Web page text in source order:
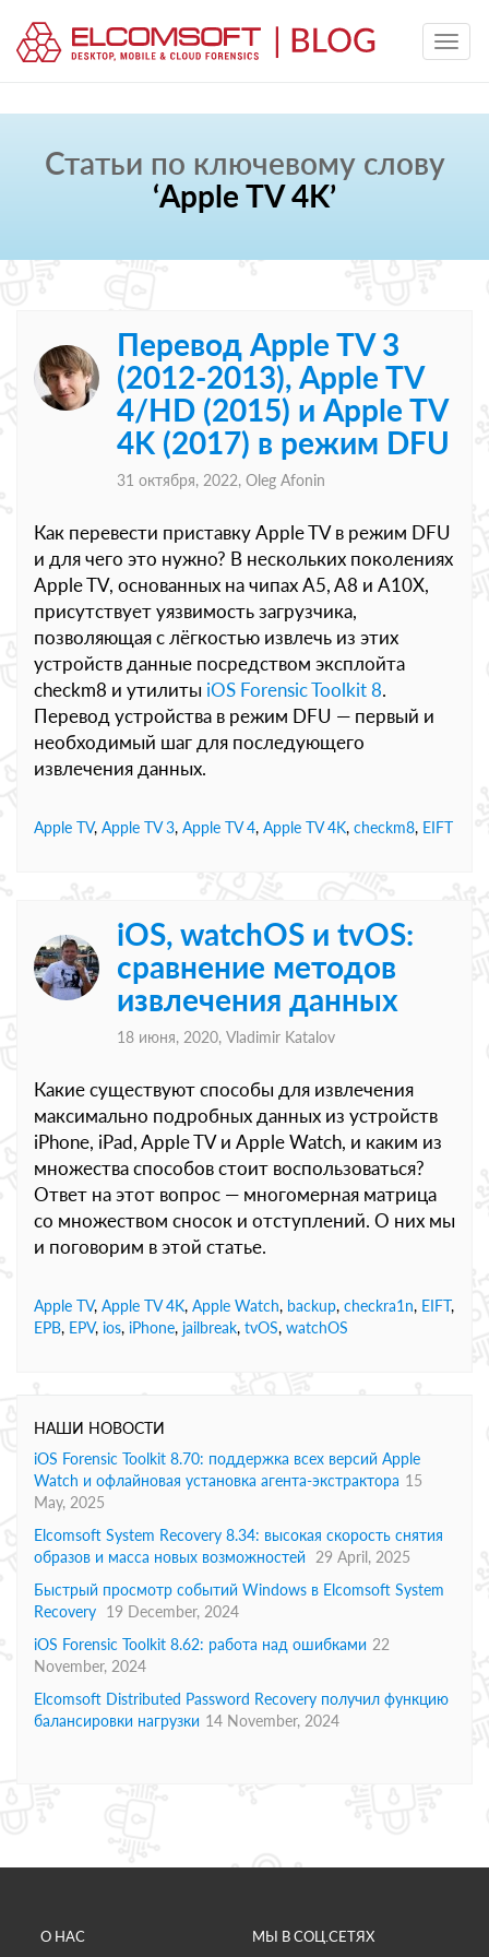
Статьи по ключевому слову
‘Apple TV 4K’
Перевод Apple TV 3
(2012-2013), Apple TV
4/HD (2015) и Apple TV
4K (2017) в режим DFU
31 октября, 2022, Oleg Afonin
Как перевести приставку Apple TV в режим DFU
и для чего это нужно? В нескольких поколениях
Apple TV, основанных на чипах A5, A8 и A10X,
присутствует уязвимость загрузчика,
позволяющая с лёгкостью извлечь из этих
устройств данные посредством эксплойта
checkm8 и утилиты iOS Forensic Toolkit 8.
Перевод устройства в режим DFU — первый и
необходимый шаг для последующего
извлечения данных.
Apple TV, Apple TV 3, Apple TV 4, Apple TV 4K, checkm8, EIFT
iOS, watchOS и tvOS:
сравнение методов
извлечения данных
18 июня, 2020, Vladimir Katalov
Какие существуют способы для извлечения
максимально подробных данных из устройств
iPhone, iPad, Apple TV и Apple Watch, и каким из
множества способов стоит воспользоваться?
Ответ на этот вопрос — многомерная матрица
со множеством сносок и отступлений. О них мы
и поговорим в этой статье.
Apple TV, Apple TV 4K, Apple Watch, backup, checkra1n, EIFT,
EPB, EPV, ios, iPhone, jailbreak, tvOS, watchOS
НАШИ НОВОСТИ
iOS Forensic Toolkit 8.70: поддержка всех версий Apple
Watch и офлайновая установка агента-экстрактора 15
May, 2025
Elcomsoft System Recovery 8.34: высокая скорость снятия
образов и масса новых возможностей
29 April, 2025
Быстрый просмотр событий Windows в Elcomsoft System
Recovery 19 December, 2024
iOS Forensic Toolkit 8.62: работа над ошибками 22
November, 2024
Elcomsoft Distributed Password Recovery получил функцию
балансировки нагрузки 14 November, 2024
О НАС МЫ В СОЦ.СЕТЯХ